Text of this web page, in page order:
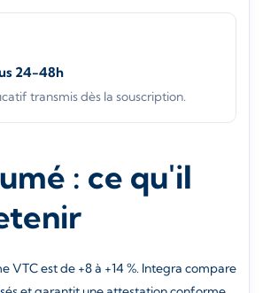
24-48h
transmis dès la souscription.
: ce qu'il
VTC est de +8 à +14 %. Integra compare